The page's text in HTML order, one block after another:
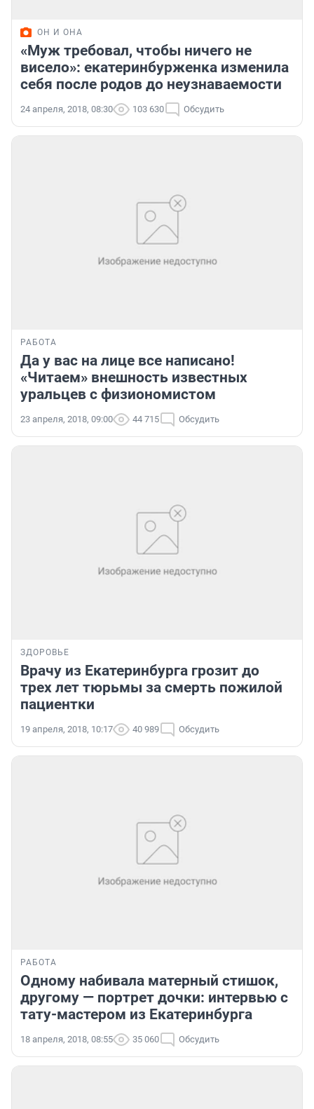
ОН И ОНА
«Муж требовал, чтобы ничего не
висело»: екатеринбурженка изменила
себя после родов до неузнаваемости
24 апреля, 2018, 08:30 103 630 Обсудить
РАБОТА
Да у вас на лице все написано!
«Читаем» внешность известных
уральцев с физиономистом
23 апреля, 2018, 09:00 44 715 Обсудить
ЗДОРОВЬЕ
Врачу из Екатеринбурга грозит до
трех лет тюрьмы за смерть пожилой
пациентки
19 апреля, 2018, 10:17 40 989 Обсудить
РАБОТА
Одному набивала матерный стишок,
другому — портрет дочки: интервью с
тату-мастером из Екатеринбурга
18 апреля, 2018, 08:55 35 060 Обсудить